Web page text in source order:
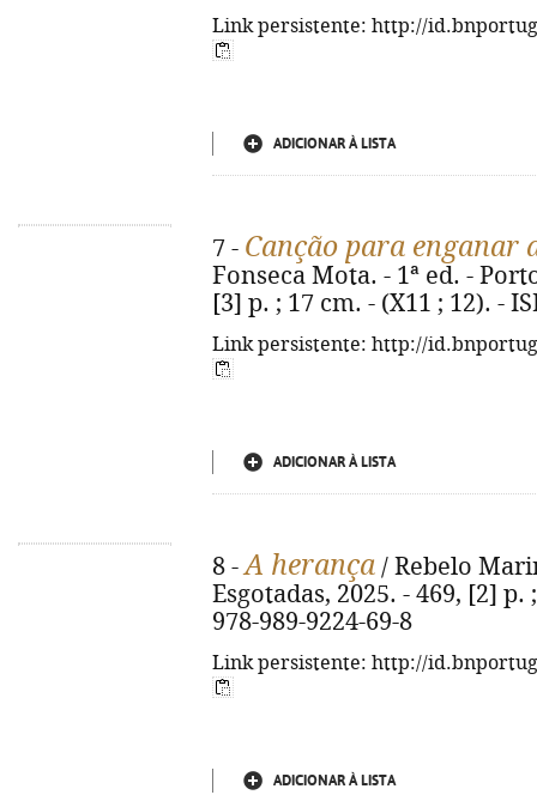
Link persistente: http://
ADICIONAR À LISTA
7 - Canção para enganar
Fonseca Mota. - 1ª ed. -
[3] p. ; 17 cm. - (X11 ; 12). -
Link persistente: http://
ADICIONAR À LISTA
8 -A herança / Rebelo
Esgotadas, 2025. - 469, [2] p.
978-989-9224-69-8
Link persistente: http://
ADICIONAR À LISTA